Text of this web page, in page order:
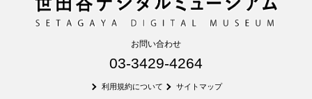
お問い合わせ
03-3429-4264
利用規約について サイトマップ